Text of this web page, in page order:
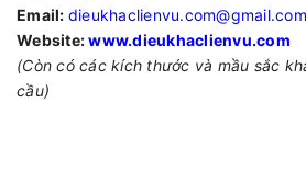
Email: dieukhaclienvu.com@gmail.com
Website:www.dieukhaclienvu.com
(Còn có các kích thước và mầu sắc
cầu)